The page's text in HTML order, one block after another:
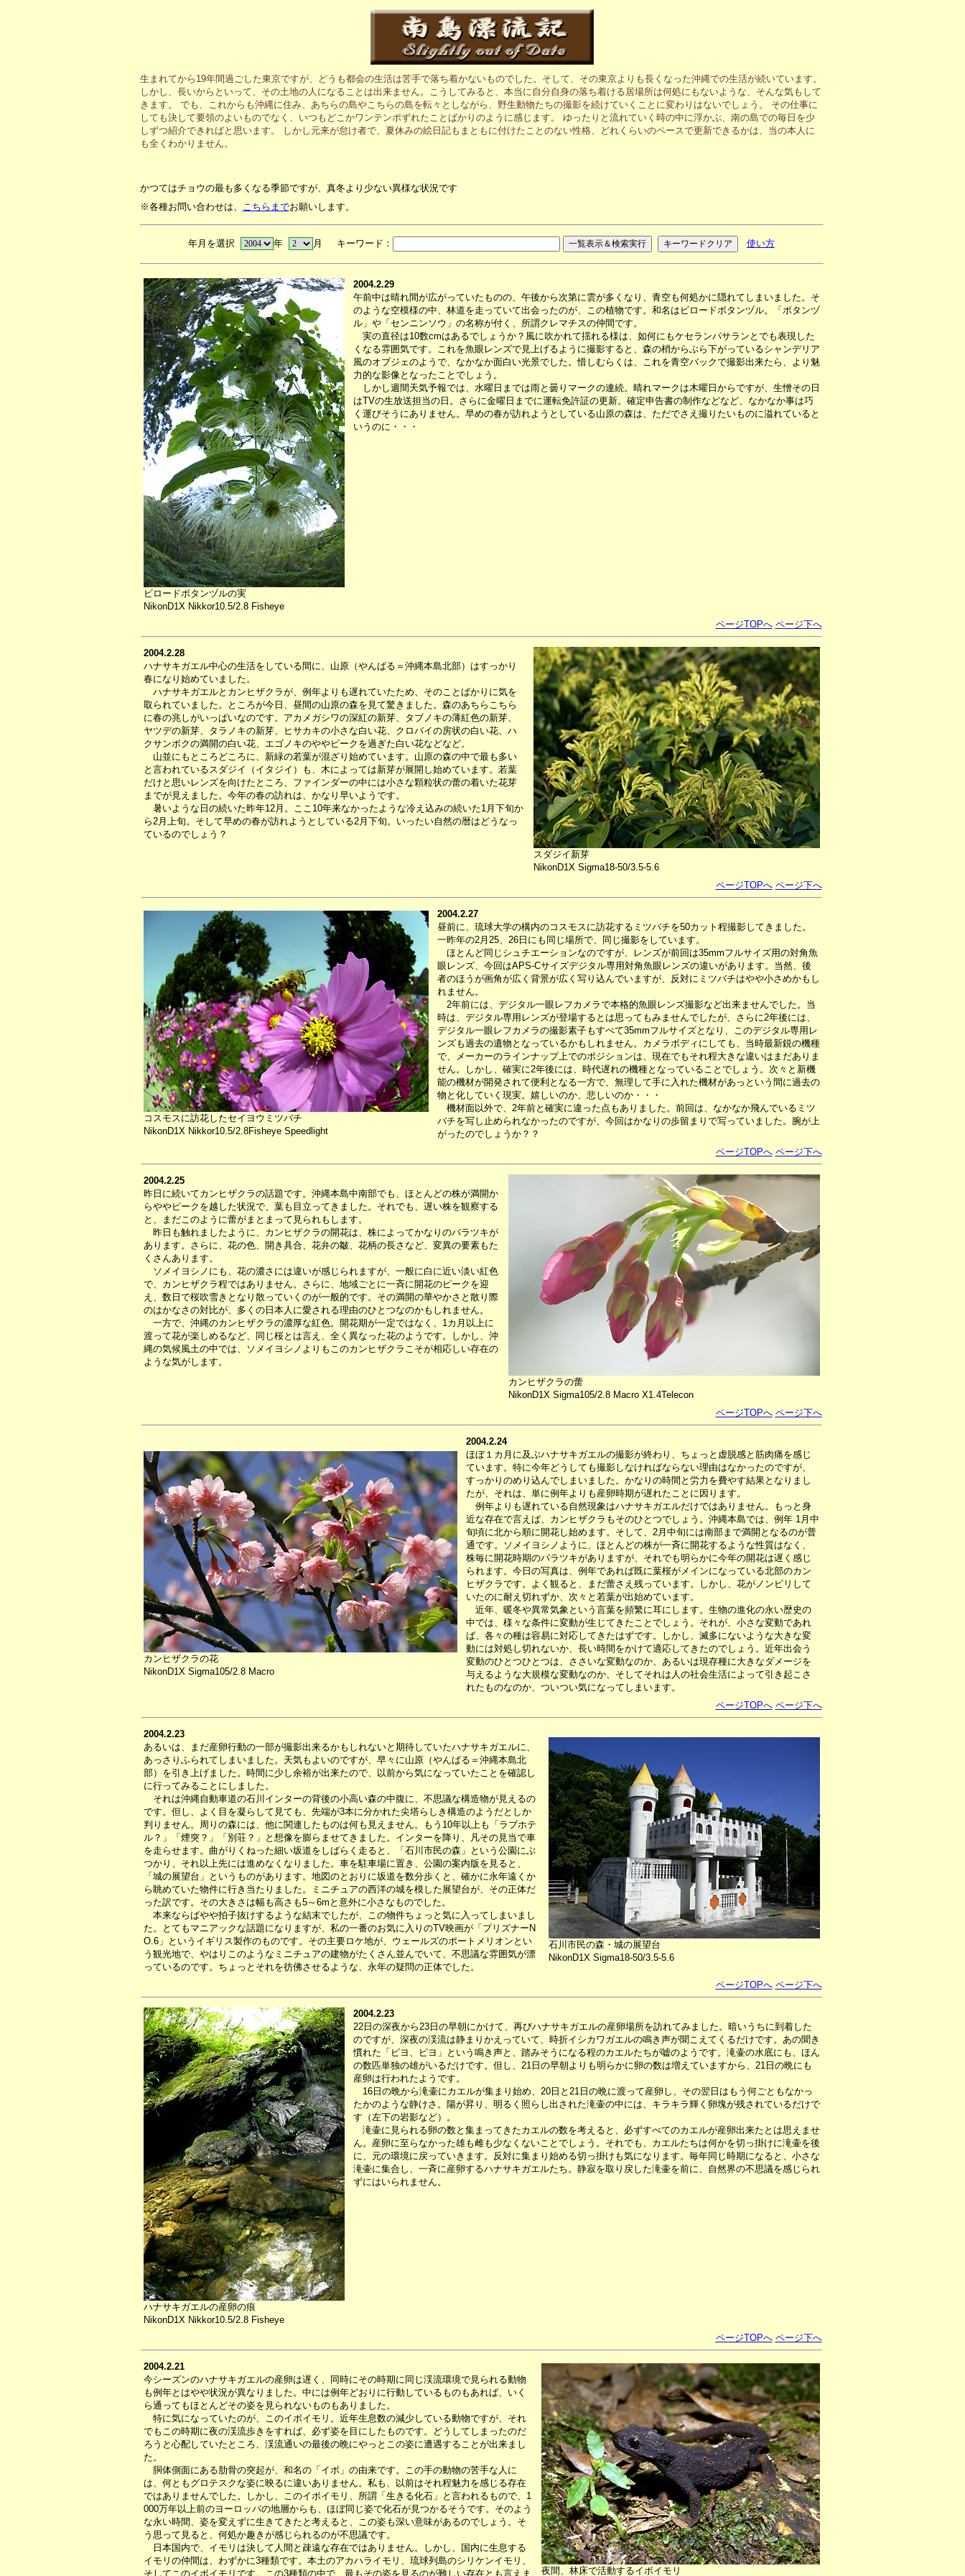
生まれてから19年間過ごした東京ですが、どうも都会の生活は苦手で落ち着かないものでした。そして、その東京よりも長くなった沖縄での生活が続いています。
しかし、長いからといって、その土地の人になることは出来ません。こうしてみると、本当に自分自身の落ち着ける居場所は何処にもないような、そんな気もして
きます。 でも、これからも沖縄に住み、あちらの島やこちらの島を転々としながら、野生動物たちの撮影を続けていくことに変わりはないでしょう。 その仕事に
しても決して要領のよいものでなく、いつもどこかワンテンポずれたことばかりのように感じます。 ゆったりと流れていく時の中に浮かぶ、南の島での毎日を少
しずつ紹介できればと思います。 しかし元来が怠け者で、夏休みの絵日記もまともに付けたことのない性格、どれくらいのペースで更新できるかは、当の本人に
も全くわかりません。
かつてはチョウの最も多くなる季節ですが、真冬より少ない異様な状況です
※各種お問い合わせは、 こちらまでお願いします。
年月を選択 年 月 キーワード： 使い方
ビロードボタンヅルの実
NikonD1X Nikkor10.5/2.8 Fisheye
2004.2.29
午前中は晴れ間が広がっていたものの、午後から次第に雲が多くなり、青空も何処かに隠れてしまいました。そ
のような空模様の中、林道を走っていて出会ったのが、この植物です。和名はビロードボタンヅル。「ボタンヅ
ル」や「センニンソウ」の名称が付く、所謂クレマチスの仲間です。
実の直径は10数cmはあるでしょうか？風に吹かれて揺れる様は、如何にもケセランパサランとでも表現した
くなる雰囲気です。これを魚眼レンズで見上げるように撮影すると、森の梢からぶら下がっているシャンデリア
風のオブジェのようで、なかなか面白い光景でした。惜しむらくは、これを青空バックで撮影出来たら、より魅
力的な影像となったことでしょう。
しかし週間天気予報では、水曜日までは雨と曇りマークの連続。晴れマークは木曜日からですが、生憎その日
はTVの生放送担当の日。さらに金曜日までに運転免許証の更新。確定申告書の制作などなど、なかなか事は巧
く運びそうにありません。早めの春が訪れようとしている山原の森は、ただでさえ撮りたいものに溢れていると
いうのに・・・
ページTOPへ ページ下へ
2004.2.28
ハナサキガエル中心の生活をしている間に、山原（やんばる＝沖縄本島北部）はすっかり
春になり始めていました。
ハナサキガエルとカンヒザクラが、例年よりも遅れていたため、そのことばかりに気を
取られていました。ところが今日、昼間の山原の森を見て驚きました。森のあちらこちら
に春の兆しがいっぱいなのです。アカメガシワの深紅の新芽、タブノキの薄紅色の新芽、
ヤツデの新芽、タラノキの新芽、ヒサカキの小さな白い花、クロバイの房状の白い花、ハ
クサンボクの満開の白い花、エゴノキのややピークを過ぎた白い花などなど。
山並にもところどころに、新緑の若葉が混ざり始めています。山原の森の中で最も多い
と言われているスダジイ（イタジイ）も、木によっては新芽が展開し始めています。若葉
だけと思いレンズを向けたところ、ファインダーの中には小さな顆粒状の蕾の着いた花芽
までが見えました。今年の春の訪れは、かなり早いようです。
暑いような日の続いた昨年12月。ここ10年来なかったような冷え込みの続いた1月下旬か
ら2月上旬。そして早めの春が訪れようとしている2月下旬。いったい自然の暦はどうなっ
ているのでしょう？
スダジイ新芽
NikonD1X Sigma18-50/3.5-5.6
ページTOPへ ページ下へ
コスモスに訪花したセイヨウミツバチ
NikonD1X Nikkor10.5/2.8Fisheye Speedlight
2004.2.27
昼前に、琉球大学の構内のコスモスに訪花するミツバチを50カット程撮影してきました。
一昨年の2月25、26日にも同じ場所で、同じ撮影をしています。
ほとんど同じシュチエーションなのですが、レンズが前回は35mmフルサイズ用の対角魚
眼レンズ、今回はAPS-Cサイズデジタル専用対角魚眼レンズの違いがあります。当然、後
者のほうが画角が広く背景が広く写り込んでいますが、反対にミツバチはやや小さめかもし
れません。
2年前には、デジタル一眼レフカメラで本格的魚眼レンズ撮影など出来ませんでした。当
時は、デジタル専用レンズが登場するとは思ってもみませんでしたが、さらに2年後には、
デジタル一眼レフカメラの撮影素子もすべて35mmフルサイズとなり、このデジタル専用レ
ンズも過去の遺物となっているかもしれません。カメラボディにしても、当時最新鋭の機種
で、メーカーのラインナップ上でのポジションは、現在でもそれ程大きな違いはまだありま
せん。しかし、確実に2年後には、時代遅れの機種となっていることでしょう。次々と新機
能の機材が開発されて便利となる一方で、無理して手に入れた機材があっという間に過去の
物と化していく現実。嬉しいのか、悲しいのか・・・
機材面以外で、2年前と確実に違った点もありました。前回は、なかなか飛んでいるミツ
バチを写し止められなかったのですが、今回はかなりの歩留まりで写っていました。腕が上
がったのでしょうか？？
ページTOPへ ページ下へ
2004.2.25
昨日に続いてカンヒザクラの話題です。沖縄本島中南部でも、ほとんどの株が満開か
らややピークを越した状況で、葉も目立ってきました。それでも、遅い株を観察する
と、まだこのように蕾がまとまって見られもします。
昨日も触れましたように、カンヒザクラの開花は、株によってかなりのバラツキが
あります。さらに、花の色、開き具合、花弁の皺、花柄の長さなど、変異の要素もた
くさんあります。
ソメイヨシノにも、花の濃さには違いが感じられますが、一般に白に近い淡い紅色
で、カンヒザクラ程ではありません。さらに、地域ごとに一斉に開花のピークを迎
え、数日で桜吹雪きとなり散っていくのが一般的です。その満開の華やかさと散り際
のはかなさの対比が、多くの日本人に愛される理由のひとつなのかもしれません。
一方で、沖縄のカンヒザクラの濃厚な紅色。開花期が一定ではなく、1カ月以上に
渡って花が楽しめるなど、同じ桜とは言え、全く異なった花のようです。しかし、沖
縄の気候風土の中では、ソメイヨシノよりもこのカンヒザクラこそが相応しい存在の
ような気がします。
カンヒザクラの蕾
NikonD1X Sigma105/2.8 Macro X1.4Telecon
ページTOPへ ページ下へ
カンヒザクラの花
NikonD1X Sigma105/2.8 Macro
2004.2.24
ほぼ１カ月に及ぶハナサキガエルの撮影が終わり、ちょっと虚脱感と筋肉痛を感じ
ています。特に今年どうしても撮影しなければならない理由はなかったのですが、
すっかりのめり込んでしまいました。かなりの時間と労力を費やす結果となりまし
たが、それは、単に例年よりも産卵時期が遅れたことに因ります。
例年よりも遅れている自然現象はハナサキガエルだけではありません。もっと身
近な存在で言えば、カンヒザクラもそのひとつでしょう。沖縄本島では、例年 1月中
旬頃に北から順に開花し始めます。そして、2月中旬には南部まで満開となるのが普
通です。ソメイヨシノように、ほとんどの株が一斉に開花するような性質はなく、
株毎に開花時期のバラツキがありますが、それでも明らかに今年の開花は遅く感じ
られます。今日の写真は、例年であれば既に葉桜がメインになっている北部のカン
ヒザクラです。よく観ると、まだ蕾さえ残っています。しかし、花がノンビリして
いたのに耐え切れずか、次々と若葉が出始めています。
近年、暖冬や異常気象という言葉を頻繁に耳にします。生物の進化の永い歴史の
中では、様々な条件に変動が生じてきたことでしょう。それが、小さな変動であれ
ば、各々の種は容易に対応してきたはずです。しかし、滅多にないような大きな変
動には対処し切れないか、長い時間をかけて適応してきたのでしょう。近年出会う
変動のひとつひとつは、ささいな変動なのか、あるいは現存種に大きなダメージを
与えるような大規模な変動なのか、そしてそれは人の社会生活によって引き起こさ
れたものなのか、ついつい気になってしまいます。
ページTOPへ ページ下へ
2004.2.23
あるいは、まだ産卵行動の一部が撮影出来るかもしれないと期待していたハナサキガエルに、
あっさりふられてしまいました。天気もよいのですが、早々に山原（やんばる＝沖縄本島北
部）を引き上げました。時間に少し余裕が出来たので、以前から気になっていたことを確認し
に行ってみることにしました。
それは沖縄自動車道の石川インターの背後の小高い森の中腹に、不思議な構造物が見えるの
です。但し、よく目を凝らして見ても、先端が3本に分かれた尖塔らしき構造のようだとしか
判りません。周りの森には、他に関連したものは何も見えません。もう10年以上も「ラブホテ
ル？」「煙突？」「別荘？」と想像を膨らませてきました。インターを降り、凡その見当で車
を走らせます。曲がりくねった細い坂道をしばらく走ると、「石川市民の森」という公園にぶ
つかり、それ以上先には進めなくなりました。車を駐車場に置き、公園の案内版を見ると、
「城の展望台」というものがあります。地図のとおりに坂道を数分歩くと、確かに永年遠くか
ら眺めていた物件に行き当たりました。ミニチュアの西洋の城を模した展望台が、その正体だ
った訳です。その大きさは幅も高さも5～6mと意外に小さなものでした。
本来ならばやや拍子抜けするような結末でしたが、この物件ちょっと気に入ってしまいまし
た。とてもマニアックな話題になりますが、私の一番のお気に入りのTV映画が「プリズナーN
O.6」というイギリス製作のものです。その主要ロケ地が、ウェールズのポートメリオンとい
う観光地で、やはりこのようなミニチュアの建物がたくさん並んでいて、不思議な雰囲気が漂
っているのです。ちょっとそれを彷佛させるような、永年の疑問の正体でした。
石川市民の森・城の展望台
NikonD1X Sigma18-50/3.5-5.6
ページTOPへ ページ下へ
ハナサキガエルの産卵の痕
NikonD1X Nikkor10.5/2.8 Fisheye
2004.2.23
22日の深夜から23日の早朝にかけて、再びハナサキガエルの産卵場所を訪れてみました。暗いうちに到着した
のですが、深夜の渓流は静まりかえっていて、時折イシカワガエルの鳴き声が聞こえてくるだけです。あの聞き
慣れた「ピヨ、ピヨ」という鳴き声と、踏みそうになる程のカエルたちが嘘のようです。滝壷の水底にも、ほん
の数匹単独の雄がいるだけです。但し、21日の早朝よりも明らかに卵の数は増えていますから、21日の晩にも
産卵は行われたようです。
16日の晩から滝壷にカエルが集まり始め、20日と21日の晩に渡って産卵し、その翌日はもう何ごともなかっ
たかのような静けさ。陽が昇り、明るく照らし出された滝壷の中には、キラキラ輝く卵塊が残されているだけで
す（左下の岩影など）。
滝壷に見られる卵の数と集まってきたカエルの数を考えると、必ずすべてのカエルが産卵出来たとは思えませ
ん。産卵に至らなかった雄も雌も少なくないことでしょう。それでも、カエルたちは何かを切っ掛けに滝壷を後
に、元の環境に戻っていきます。反対に集まり始める切っ掛けも気になります。毎年同じ時期になると、小さな
滝壷に集合し、一斉に産卵するハナサキガエルたち。静寂を取り戻した滝壷を前に、自然界の不思議を感じられ
ずにはいられません。
ページTOPへ ページ下へ
2004.2.21
今シーズンのハナサキガエルの産卵は遅く、同時にその時期に同じ渓流環境で見られる動物
も例年とはやや状況が異なりました。中には例年どおりに行動しているものもあれば、いく
ら通ってもほとんどその姿を見られないものもありました。
特に気になっていたのが、このイボイモリ。近年生息数の減少している動物ですが、それ
でもこの時期に夜の渓流歩きをすれば、必ず姿を目にしたものです。どうしてしまったのだ
ろうと心配していたところ、渓流通いの最後の晩にやっとこの姿に遭遇することが出来まし
た。
胴体側面にある肋骨の突起が、和名の「イボ」の由来です。この手の動物の苦手な人に
は、何ともグロテスクな姿に映るに違いありません。私も、以前はそれ程魅力を感じる存在
ではありませんでした。しかし、このイボイモリ、所謂「生きる化石」と言われるもので、1
000万年以上前のヨーロッパの地層からも、ほぼ同じ姿で化石が見つかるそうです。そのよう
な永い時間、姿を変えずに生きてきたと考えると、この姿も深い意味があるのでしょう。そ
う思って見ると、何処か趣きが感じられるのが不思議です。
日本国内で、イモリは決して人間と疎遠な存在ではありません。しかし、国内に生息する
イモリの仲間は、わずかに3種類です。本土のアカハライモリ、琉球列島のシリケンイモリ、
そしてこのイボイモリです。この3種類の中で、最もその姿を見るのが難しい存在とも言えま
夜間、林床で活動するイボイモリ